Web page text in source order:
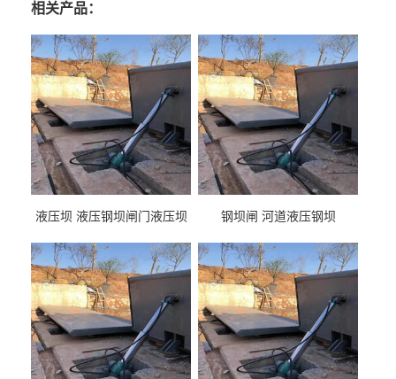
相关产品：
液压坝 液压钢坝闸门液压坝
钢坝闸 河道液压钢坝